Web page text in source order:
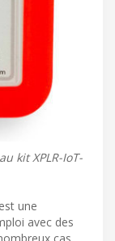
kit XPLR-IoT-
une
avec des